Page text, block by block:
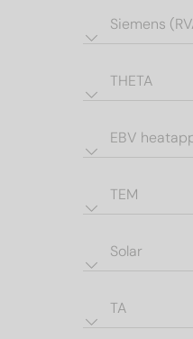
Siemens
THETA
EBV
TEM
Solar
TA